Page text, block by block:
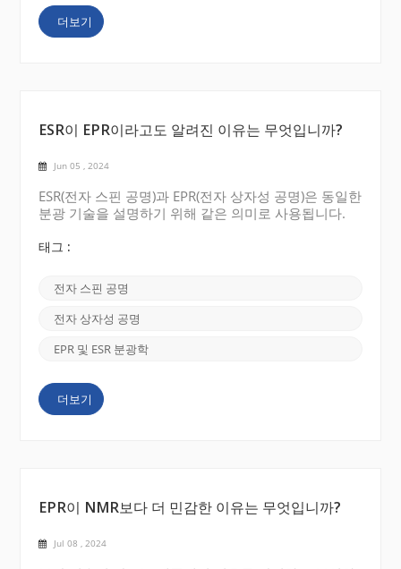
등이 있습니다. 예를 들면 다음과 같습니다. 3. 여러 개
의 견적을 요청하세요 대...
더보기
ESR이 EPR이라고도 알려진 이유는 무엇입니까?
Jun 05 , 2024
ESR(전자 스핀 공명)과 EPR(전자 상자성 공명)은 동일한
분광 기술을 설명하기 위해 같은 의미로 사용됩니다.
발전과 이를 둘러싼 흥미로운 이야기에서 찾을 수 있습
불렸습니다 . 이는 20세기 중반에 자기장 내 전자의 거
동을 연구하는 물리학자들에 의해 발견되었습니다. 그
들은 특정 물질이 강한 자기장에 노출되거나 전자기 복
것을 관찰했습니다. 이러한 흡수는 자기장에서 전자 스
분야가 성장함에 따라 연구자들은 짝을 이루지 않은
전자를 가진 원자, 분자 또는 이온과 같은 상자성 종의
스펙트럼을...
태그 :
전자 스핀 공명
전자 상자성 공명
EPR 및 ESR 분광학
더보기
EPR이 NMR보다 더 민감한 이유는 무엇입니까?
Jul 08 , 2024